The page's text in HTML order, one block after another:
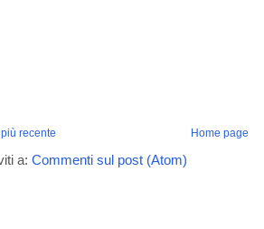
recente Home page
a: Commenti sul post (Atom)